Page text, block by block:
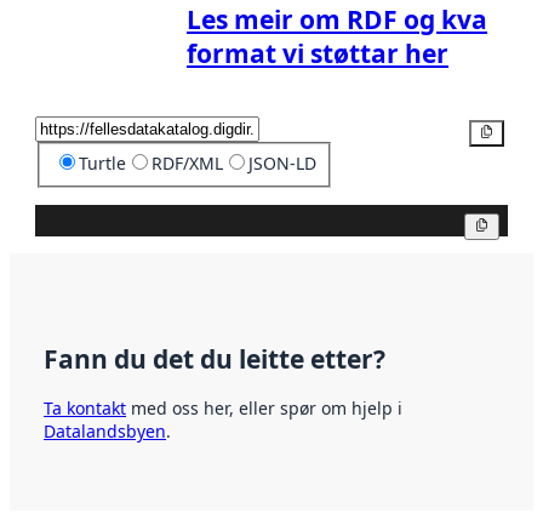
Les meir om RDF og kva
format vi støttar her
Turtle RDF/XML JSON-LD
Fann du det du leitte etter?
Ta kontakt med oss her, eller spør om hjelp i
Datalandsbyen.